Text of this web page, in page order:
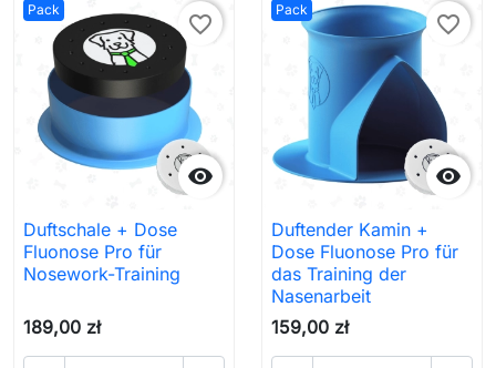
Pack

favorite_border
Duftschale + Dose
Fluonose Pro für
Nosework-Training
189,00 zł
Pack

favorite_border
Duftender Kamin +
Dose Fluonose Pro für
das Training der
Nasenarbeit
159,00 zł